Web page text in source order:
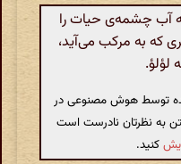
آب چشمه‌ی حیات را
که به مرکب می‌آید،
لؤلؤ.
توسط هوش مصنوعی در
به نظرتان نادرست است
کنید.